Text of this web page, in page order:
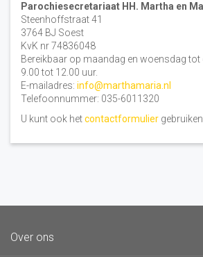
Parochiesecretariaat HH. Martha en
Steenhoffstraat 41
3764 BJ Soest
KvK nr 74836048
Bereikbaar op maandag en woensdag tot
9.00 tot 12.00 uur.
E-mailadres: info@marthamaria.nl
Telefoonnummer: 035-6011320
U kunt ook hetcontactformulier gebruiken.
Over ons